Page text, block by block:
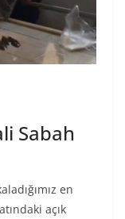
Sabah
en
açık